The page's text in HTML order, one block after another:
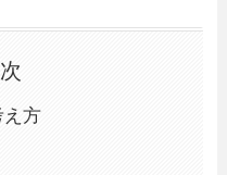
え方